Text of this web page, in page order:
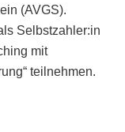
(AVGS).
Selbstzahler:in
mit
teilnehmen.